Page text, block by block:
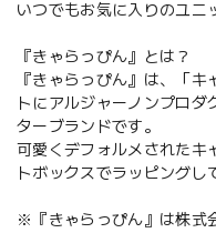
いつでもお気に入りのユニ
『きゃらっぴん』とは？
『きゃらっぴん』は、「
トにアルジャーノンプロダ
ターブランドです。
可愛くデフォルメされたキ
トボックスでラッピングし
※『きゃらっぴん』は株式